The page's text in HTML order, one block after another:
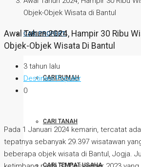
CARI PROPERTI
CARI RUMAH
CARI TANAH
CARI TEMPAT USAHA
Objek-Objek Wisata di Bantul
Awal Tahun 2024, Hampir 30 Ribu
Objek-Objek Wisata Di Bantul
3 tahun lalu
Destinasi Populer
0
Pada 1 Januari 2024 kemarin, tercatat
tepatnya sebanyak 29.397 wisatawan
beberapa objek wisata di Bantul, Jogja.